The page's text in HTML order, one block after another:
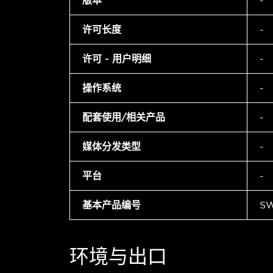
许可长度 -
许可 - 用户明细 -
操作系统 -
配套使用/相关产品 -
媒体分发类型 -
平台 -
基本产品编号
环境与出口